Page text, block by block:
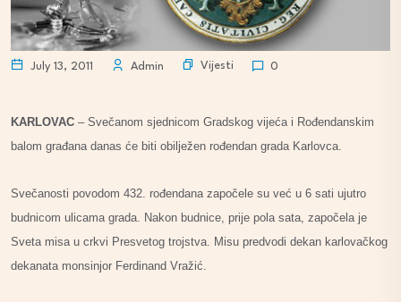
July 13, 2011 Admin Vijesti 0
KARLOVAC – Svečanom sjednicom Gradskog vijeća i Rođendanskim
balom građana danas će biti obilježen rođendan grada Karlovca.
Svečanosti povodom 432. rođendana započele su već u 6 sati ujutro
budnicom ulicama grada. Nakon budnice, prije pola sata, započela je
Sveta misa u crkvi Presvetog trojstva. Misu predvodi dekan karlovačkog
dekanata monsinjor Ferdinand Vražić.